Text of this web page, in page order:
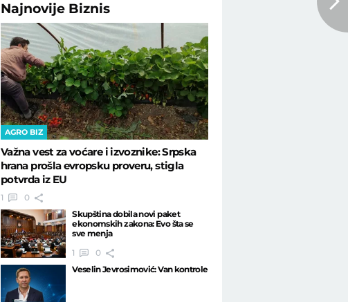
Najnovije Biznis
AGRO BIZ
Važna vest za voćare i izvoznike: Srpska
hrana prošla evropsku proveru, stigla
potvrda iz EU
1
0
Skupština dobila novi paket
ekonomskih zakona: Evo šta se
sve menja
1
0
Veselin Jevrosimović: Van kontrole